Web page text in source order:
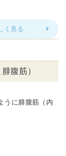
く見る
腹筋）
うに腓腹筋（内